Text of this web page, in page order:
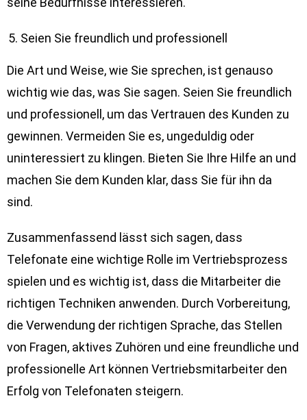
Seien Sie freundlich und professionell
Die Art und Weise, wie Sie sprechen, ist genauso
wichtig wie das, was Sie sagen. Seien Sie freundlich
und professionell, um das Vertrauen des Kunden zu
gewinnen. Vermeiden Sie es, ungeduldig oder
uninteressiert zu klingen. Bieten Sie Ihre Hilfe an und
machen Sie dem Kunden klar, dass Sie für ihn da
sind.
Zusammenfassend lässt sich sagen, dass
Telefonate eine wichtige Rolle im Vertriebsprozess
spielen und es wichtig ist, dass die Mitarbeiter die
richtigen Techniken anwenden. Durch Vorbereitung,
die Verwendung der richtigen Sprache, das Stellen
von Fragen, aktives Zuhören und eine freundliche und
professionelle Art können Vertriebsmitarbeiter den
Erfolg von Telefonaten steigern.